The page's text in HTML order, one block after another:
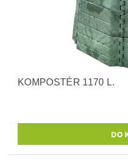
KOMPOSTÉR 1170 L.